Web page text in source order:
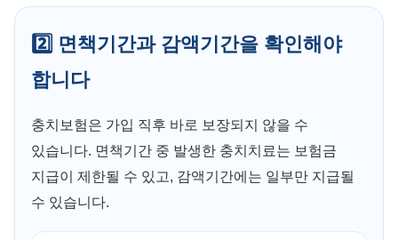
2️⃣ 면책기간과 감액기간을 확인해야
합니다
충치보험은 가입 직후 바로 보장되지 않을 수
있습니다. 면책기간 중 발생한 충치치료는 보험금
지급이 제한될 수 있고, 감액기간에는 일부만 지급될
수 있습니다.